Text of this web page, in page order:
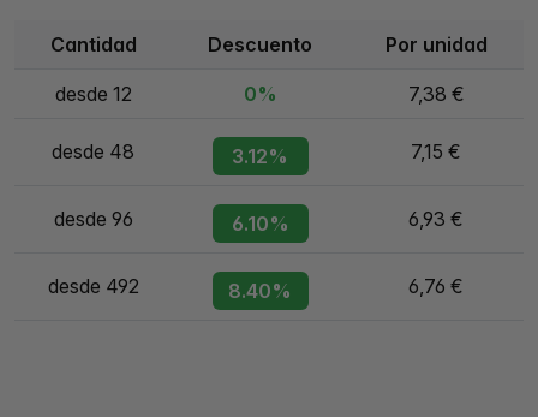
Cantidad Descuento Por unidad
desde 12 0% 7,38 €
desde 48 3.12% 7,15 €
desde 96 6.10% 6,93 €
desde 492 8.40% 6,76 €